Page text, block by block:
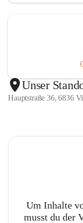
Unser
Hauptstraße 36, 6836
Um Inhalte
musst du der